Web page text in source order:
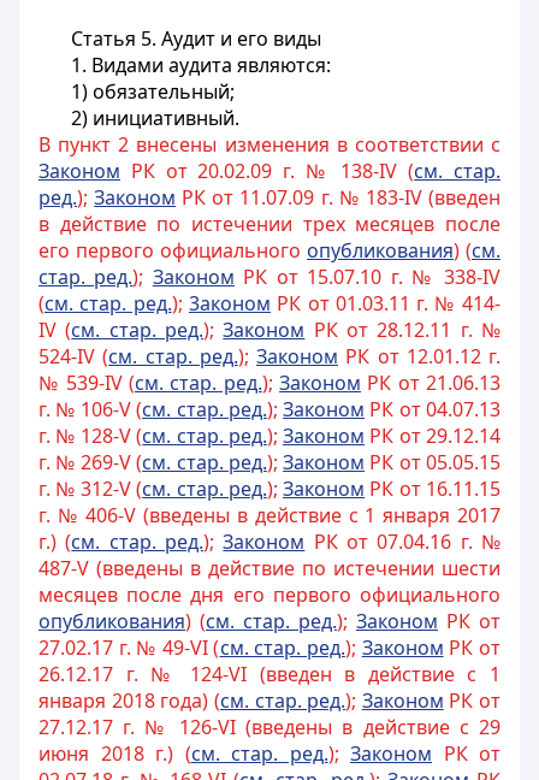
Статья 5. Аудит и его виды
1. Видами аудита являются:
1) обязательный;
2) инициативный.
В пункт 2 внесены изменения в соответствии с
Законом РК от 20.02.09 г. № 138-IV (см. стар.
ред.);Законом РК от 11.07.09 г. № 183-IV (введен
в действие по истечении трех месяцев после
его первого официального опубликования) (см.
стар. ред.); Законом РК от 15.07.10 г. № 338-IV
(см. стар. ред.); 3аконом РК от 01.03.11 г. № 414-
IV (см. стар. ред.);Законом РК от 28.12.11 г. №
524-IV (см. стар. ред.); Законом РК от 12.01.12 г.
№ 539-IV (см. стар. ред.);Законом РК от 21.06.13
г. № 106-V (см. стар. ред.);Законом РК от 04.07.13
г. № 128-V (см. стар. ред.);Законом РК от 29.12.14
г. № 269-V (см. стар. ред.);Законом РК от 05.05.15
г. № 312-V (см. стар. ред.);Законом РК от 16.11.15
г. № 406-V (введены в действие с 1 января 2017
г.) (см. стар. ред.);Законом РК от 07.04.16 г. №
487-V (введены в действие по истечении шести
месяцев после дня его первого официального
опубликования) (см. стар. ред.); Законом РК от
27.02.17 г. № 49-VI (см. стар. ред.); Законом РК от
26.12.17 г. № 124-VI (введен в действие с 1
января 2018 года) (см. стар. ред.); Законом РК от
27.12.17 г. № 126-VI (введены в действие с 29
июня 2018 г.) (см. стар. ред.); Законом РК от